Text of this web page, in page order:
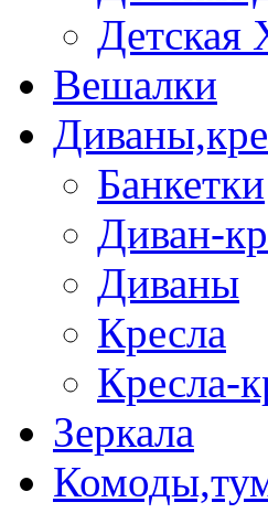
Детская
Вешалки
Банкетки
Диван-
Диваны
Кресла
Кресла-
Зеркала